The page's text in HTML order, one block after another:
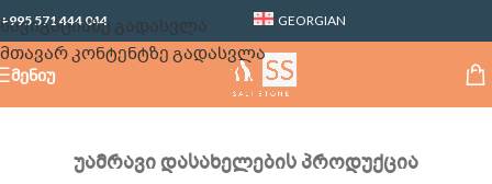
ნავიგაციაზე გადასვლა
მთავარ კონტენტზე გადასვლა
+995 571 444 044 GEORGIAN
ᲛᲔᲜᲘᲣ
უამრავი დასახელების პროდუქცია